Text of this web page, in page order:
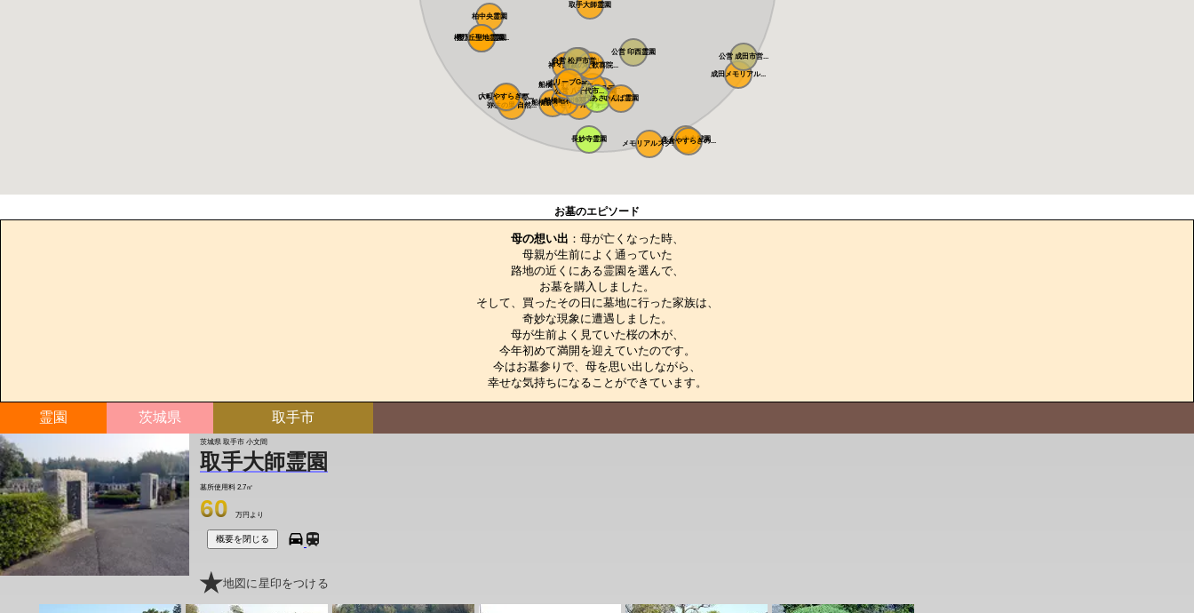
船橋森林霊園
いちかわ大町霊...
柏中央霊園
弥生の里 自然...
櫻乃丘聖地霊園
神々廻霊園
白井メモリアル...
平成霊園
ガーデンニュー...
メモリアルフォ...
長妙寺霊園
八千代あさひ霊...
メモリアルスク...
成田メモリアル...
さくら中央霊園
船橋昭和浄苑 いんば霊園
取手大師霊園
船橋やすらぎの...
佐倉やすらぎの...
清寂の杜歓喜院...
公営 印西霊園
公営 成田市営...
公営 八千代市...
公営 松戸市営...
大町やすらぎパ...
オリーブGar...
櫻乃丘聖地霊園...
お墓のエピソード
母の想い出 ：母が亡くなった時、
母親が生前によく通っていた
路地の近くにある霊園を選んで、
お墓を購入しました。
そして、買ったその日に墓地に行った家族は、
奇妙な現象に遭遇しました。
母が生前よく見ていた桜の木が、
今年初めて満開を迎えていたのです。
今はお墓参りで、母を思い出しながら、
幸せな気持ちになることができています。
霊園 茨城県 取手市
茨城県 取手市 小文間
取手大師霊園
墓所使用料 2.7㎡
60 万円より
概要を閉じる
地図に星印をつける